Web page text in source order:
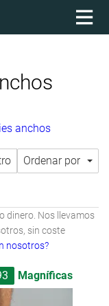
anchos
Ordenar por
dinero. Nos llevamos
sin coste
nosotros?
Magníficas